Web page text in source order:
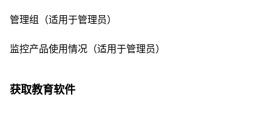
管理组（适用于管理员）
监控产品使用情况（适用于管理员）
获取教育软件